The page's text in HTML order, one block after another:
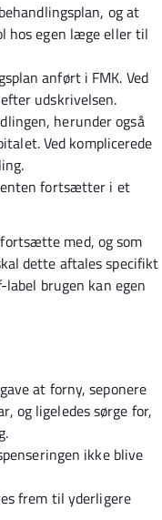
og at
hos egen læge eller til
anført i FMK. Ved
udskrivelsen.
herunder også
Ved komplicerede
fortsætter i et
med, og som
dette aftales specifikt
brugen kan egen
at forny, seponere
og ligeledes sørge for,
ikke blive
frem til yderligere